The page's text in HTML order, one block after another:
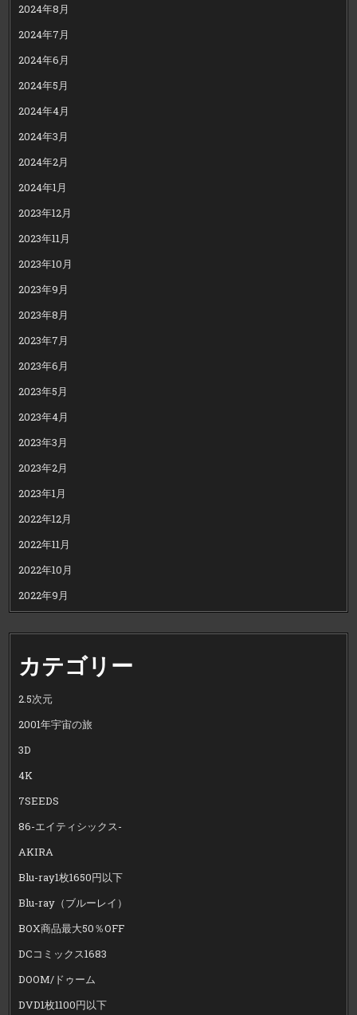
2024年8月
2024年7月
2024年6月
2024年5月
2024年4月
2024年3月
2024年2月
2024年1月
2023年12月
2023年11月
2023年10月
2023年9月
2023年8月
2023年7月
2023年6月
2023年5月
2023年4月
2023年3月
2023年2月
2023年1月
2022年12月
2022年11月
2022年10月
2022年9月
カテゴリー
2.5次元
2001年宇宙の旅
3D
4K
7SEEDS
86-エイティシックス-
AKIRA
Blu-ray1枚1650円以下
Blu-ray（ブルーレイ）
BOX商品最大50％OFF
DCコミックス1683
DOOM/ドゥーム
DVD1枚1100円以下